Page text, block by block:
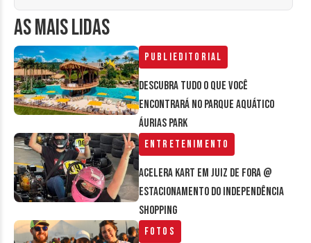
AS MAIS LIDAS
Publieditorial
Descubra tudo o que você
encontrará no parque aquático
Áurias Park
Entretenimento
Acelera Kart em Juiz de Fora @
estacionamento do Independência
Shopping
Fotos